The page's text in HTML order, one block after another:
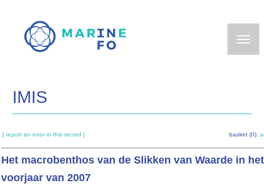
main
IMIS
[ report an error in this record ] basket (0):
Het macrobenthos van de Slikken van Waarde in het
voorjaar van 2007